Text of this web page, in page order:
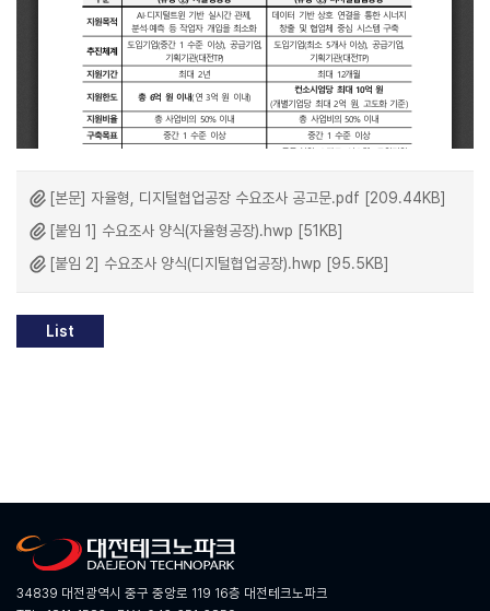
[본문] 자율형, 디지털협업공장 수요조사 공고문.pdf [209.44KB]
[붙임 1] 수요조사 양식(자율형공장).hwp [51KB]
[붙임 2] 수요조사 양식(디지털협업공장).hwp [95.5KB]
List
34839 대전광역시 중구 중앙로 119 16층 대전테크노파크